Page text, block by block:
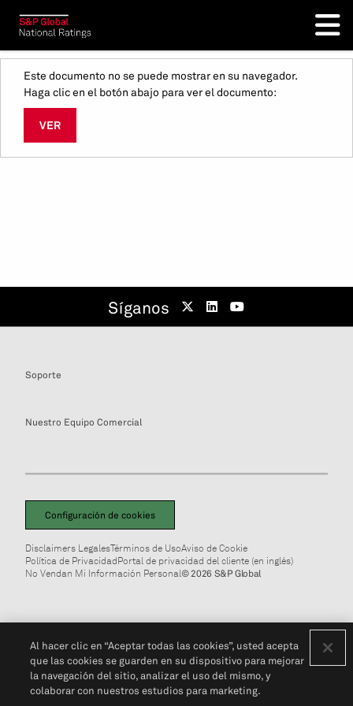
Este documento no se puede mostrar en su navegador.
Haga clic en el botón abajo para ver el documento:
VER
Síganos
Soporte
Nuestro Equipo Comercial
Configuración de cookies
Disclaimers LegalesTérminos de UsoAviso de Cookie
Política de PrivacidadPortal de privacidad del cliente (en inglés)
No Vendan Mi Información Personal© 2026 S&P Global
Al hacer clic en “Aceptar todas las cookies”, usted acepta
que las cookies se guarden en su dispositivo para mejorar
la navegación del sitio, analizar el uso del mismo, y
colaborar con nuestros estudios para marketing.